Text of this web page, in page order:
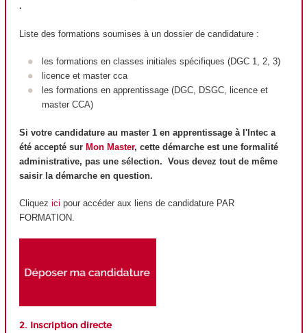
.
Liste des formations soumises à un dossier de candidature :
les formations en classes initiales spécifiques (DGC 1, 2, 3)
licence et master cca
les formations en apprentissage (DGC, DSGC, licence et
master CCA)
Si votre candidature au master 1 en apprentissage à l'Intec a
été accepté sur Mon Master, cette démarche est une formalité
administrative, pas une sélection. Vous devez tout de même
saisir la démarche en question.
Cliquez ici pour accéder aux liens de candidature PAR
FORMATION.
2. Inscription directe